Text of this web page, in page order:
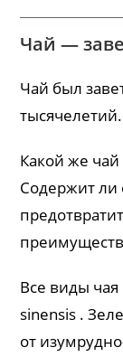
Чай —
Чай был
тысячелетий.
Какой же
Содержит ли
Все виды чая
sinensis .
от